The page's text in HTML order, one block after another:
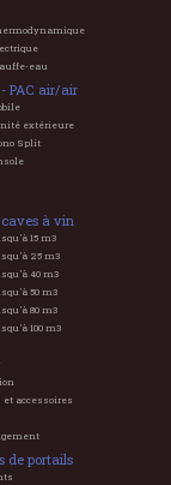
eau
PAC air/air
extérieure
Split
à vin
15 m3
25 m3
40 m3
50 m3
80 m3
100 m3
accessoires
de portails